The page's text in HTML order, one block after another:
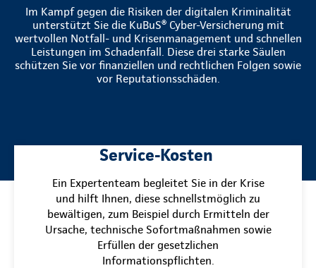
Im Kampf gegen die Risiken der digitalen Kriminalität
unterstützt Sie die KuBuS® Cyber-Versicherung mit
wertvollen Notfall- und Krisenmanagement und schnellen
Leistungen im Schadenfall. Diese drei starke Säulen
schützen Sie vor finanziellen und rechtlichen Folgen sowie
vor Reputationsschäden.
Service-Kosten
Ein Expertenteam begleitet Sie in der Krise
und hilft Ihnen, diese schnellstmöglich zu
bewältigen, zum Beispiel durch Ermitteln der
Ursache, technische Sofortmaßnahmen sowie
Erfüllen der gesetzlichen
Informationspflichten.